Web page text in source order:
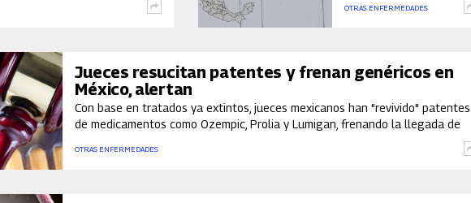
OTRAS ENFERMEDADES
Jueces resucitan patentes y frenan genéricos en
México, alertan
Con base en tratados ya extintos, jueces mexicanos han "revivido" patentes
de medicamentos como Ozempic, Prolia y Lumigan, frenando la llegada de
jurídico a los fabricantes nacionales
OTRAS ENFERMEDADES